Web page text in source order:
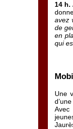
14 h.
avez
de
en
qui
Une
Avec